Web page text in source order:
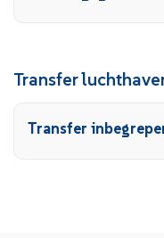
Transfer
Transfer